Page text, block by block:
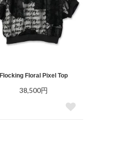
Flocking Floral Pixel Top
38,500円